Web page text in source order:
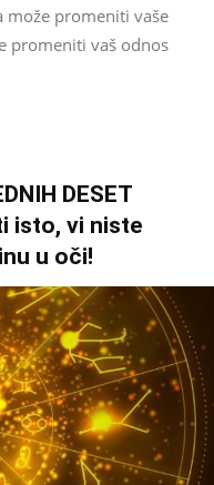
može promeniti vaše
promeniti vaš odnos
DESET
isto, vi niste
u oči!